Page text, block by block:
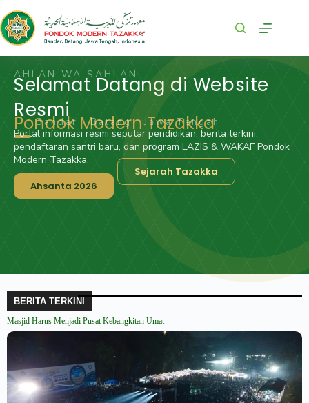
AHLAN WA SAHLAN
Selamat Datang di Website
Resmi
Pondok Modern Tazakka
Bandar · Batang · Jawa Tengah
Portal informasi resmi seputar pendidikan, berita terkini,
pendaftaran santri baru, dan program LAZIS & WAKAF Pondok
Modern Tazakka.
Ahsanta 2026
Sejarah Tazakka
BERITA TERKINI
Masjid Harus Menjadi Pusat Kebangkitan Umat